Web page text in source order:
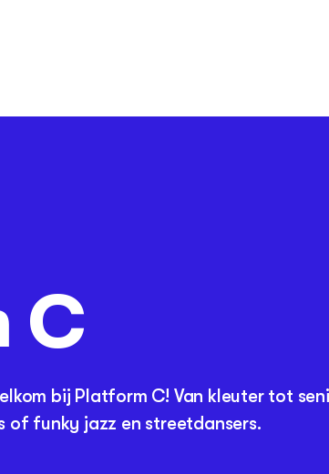
C
bij Platform C! Van kleuter tot
of funky jazz en streetdansers.